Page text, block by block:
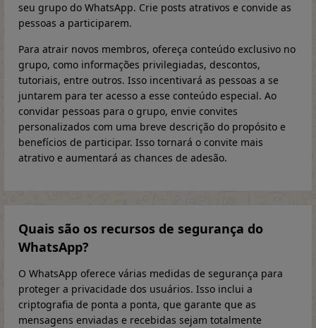
seu grupo do WhatsApp. Crie posts atrativos e convide as
pessoas a participarem.
Para atrair novos membros, ofereça conteúdo exclusivo no
grupo, como informações privilegiadas, descontos,
tutoriais, entre outros. Isso incentivará as pessoas a se
juntarem para ter acesso a esse conteúdo especial. Ao
convidar pessoas para o grupo, envie convites
personalizados com uma breve descrição do propósito e
benefícios de participar. Isso tornará o convite mais
atrativo e aumentará as chances de adesão.
Quais são os recursos de segurança do
WhatsApp?
O WhatsApp oferece várias medidas de segurança para
proteger a privacidade dos usuários. Isso inclui a
criptografia de ponta a ponta, que garante que as
mensagens enviadas e recebidas sejam totalmente